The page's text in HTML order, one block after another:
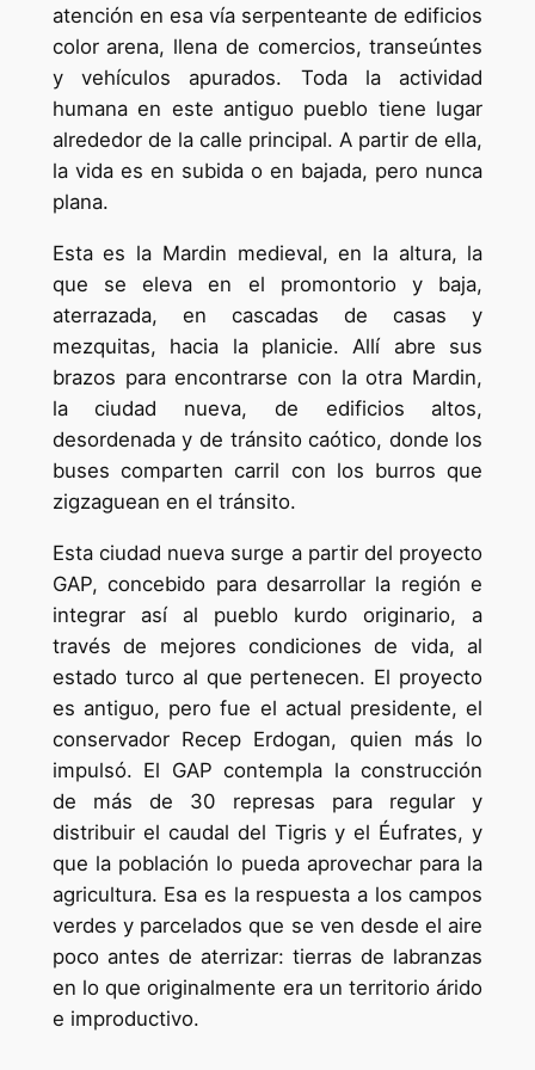
atención en esa vía serpenteante de edificios
color arena, llena de comercios, transeúntes
y vehículos apurados. Toda la actividad
humana en este antiguo pueblo tiene lugar
alrededor de la calle principal. A partir de ella,
la vida es en subida o en bajada, pero nunca
plana.
Esta es la Mardin medieval, en la altura, la
que se eleva en el promontorio y baja,
aterrazada, en cascadas de casas y
mezquitas, hacia la planicie. Allí abre sus
brazos para encontrarse con la otra Mardin,
la ciudad nueva, de edificios altos,
desordenada y de tránsito caótico, donde los
buses comparten carril con los burros que
zigzaguean en el tránsito.
Esta ciudad nueva surge a partir del proyecto
GAP, concebido para desarrollar la región e
integrar así al pueblo kurdo originario, a
través de mejores condiciones de vida, al
estado turco al que pertenecen. El proyecto
es antiguo, pero fue el actual presidente, el
conservador Recep Erdogan, quien más lo
impulsó. El GAP contempla la construcción
de más de 30 represas para regular y
distribuir el caudal del Tigris y el Éufrates, y
que la población lo pueda aprovechar para la
agricultura. Esa es la respuesta a los campos
verdes y parcelados que se ven desde el aire
poco antes de aterrizar: tierras de labranzas
en lo que originalmente era un territorio árido
e improductivo.